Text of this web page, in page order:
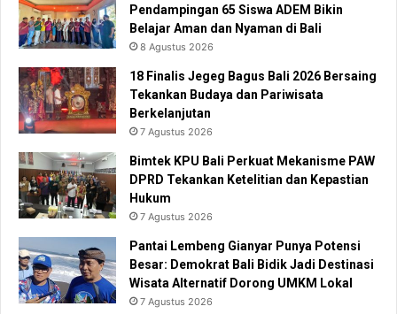
Pendampingan 65 Siswa ADEM Bikin
Belajar Aman dan Nyaman di Bali
8 Agustus 2026
18 Finalis Jegeg Bagus Bali 2026 Bersaing
Tekankan Budaya dan Pariwisata
Berkelanjutan
7 Agustus 2026
Bimtek KPU Bali Perkuat Mekanisme PAW
DPRD Tekankan Ketelitian dan Kepastian
Hukum
7 Agustus 2026
Pantai Lembeng Gianyar Punya Potensi
Besar: Demokrat Bali Bidik Jadi Destinasi
Wisata Alternatif Dorong UMKM Lokal
7 Agustus 2026